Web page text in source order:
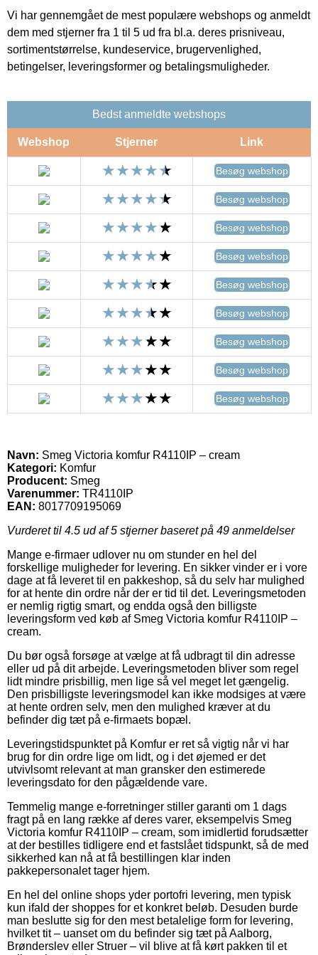
Vi har gennemgået de mest populære webshops og anmeldt
dem med stjerner fra 1 til 5 ud fra bl.a. deres prisniveau,
sortimentstørrelse, kundeservice, brugervenlighed,
betingelser, leveringsformer og betalingsmuligheder.
Bedst anmeldte webshops
Webshop Stjerner Link
Besøg webshop
Besøg webshop
Besøg webshop
Besøg webshop
Besøg webshop
Besøg webshop
Besøg webshop
Besøg webshop
Besøg webshop
Navn: Smeg Victoria komfur R4110IP – cream
Kategori: Komfur
Producent: Smeg
Varenummer: TR4110IP
EAN: 8017709195069
Vurderet til 4.5 ud af 5 stjerner baseret på 49 anmeldelser
Mange e-firmaer udlover nu om stunder en hel del
forskellige muligheder for levering. En sikker vinder er i vore
dage at få leveret til en pakkeshop, så du selv har mulighed
for at hente din ordre når der er tid til det. Leveringsmetoden
er nemlig rigtig smart, og endda også den billigste
leveringsform ved køb af Smeg Victoria komfur R4110IP –
cream.
Du bør også forsøge at vælge at få udbragt til din adresse
eller ud på dit arbejde. Leveringsmetoden bliver som regel
lidt mindre prisbillig, men lige så vel meget let gængelig.
Den prisbilligste leveringsmodel kan ikke modsiges at være
at hente ordren selv, men den mulighed kræver at du
befinder dig tæt på e-firmaets bopæl.
Leveringstidspunktet på Komfur er ret så vigtig når vi har
brug for din ordre lige om lidt, og i det øjemed er det
utvivlsomt relevant at man gransker den estimerede
leveringsdato for den pågældende vare.
Temmelig mange e-forretninger stiller garanti om 1 dags
fragt på en lang række af deres varer, eksempelvis Smeg
Victoria komfur R4110IP – cream, som imidlertid forudsætter
at der bestilles tidligere end et fastslået tidspunkt, så de med
sikkerhed kan nå at få bestillingen klar inden
pakkepersonalet tager hjem.
En hel del online shops yder portofri levering, men typisk
kun ifald der shoppes for et konkret beløb. Desuden burde
man beslutte sig for den mest betalelige form for levering,
hvilket tit – uanset om du befinder sig tæt på Aalborg,
Brønderslev eller Struer – vil blive at få kørt pakken til et